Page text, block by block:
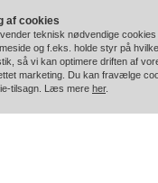
af cookies
teknisk nødvendige
og f.eks. holde styr på
så vi kan optimere driften af
marketing. Du kan fravælge
tilsagn. Læs mere her.